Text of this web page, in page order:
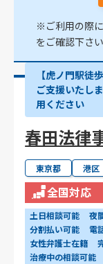
※ご利用の際
をご確認下さい
【虎ノ門駅徒
ご支援いたし
用ください
春田法律
東京都 港区
全国対応
土日相談可能 夜
分割払い可能
電
女性弁護士在籍
治療中の相談可能